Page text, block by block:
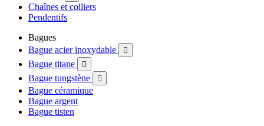
Chaînes et colliers
Pendentifs
Bagues
Bague acier inoxydable

Bague titane 
Bague tungstène 
Bague céramique
Bague argent
Bague tisten